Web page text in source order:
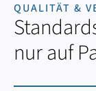
QUALITÄT &
nur auf